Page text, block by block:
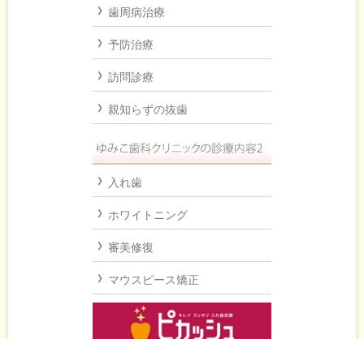
歯周病治療
予防治療
訪問診療
親知らずの抜歯
入れ歯
ホワイトニング
審美修復
マウスピース矯正